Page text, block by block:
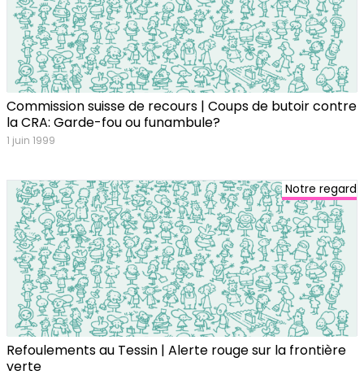
Commission suisse de recours | Coups de butoir contre
la CRA: Garde-fou ou funambule?
1 juin 1999
Notre regard
Refoulements au Tessin | Alerte rouge sur la frontière
verte